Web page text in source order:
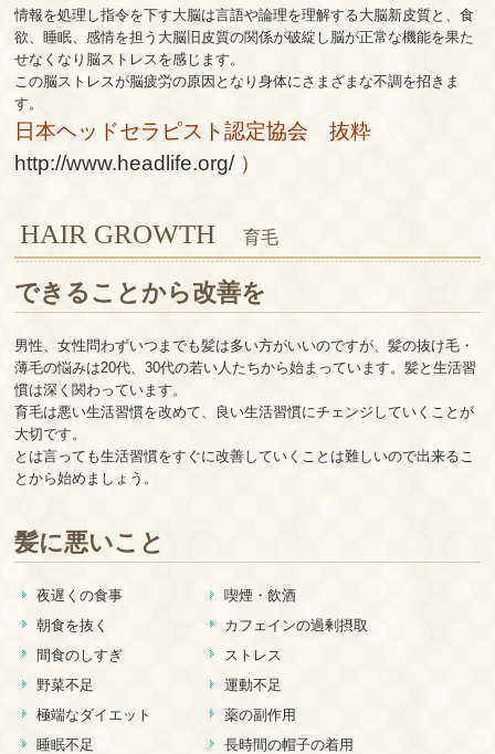
情報を処理し指令を下す大脳は言語や論理を理解する大脳新皮質と、食
欲、睡眠、感情を担う大脳旧皮質の関係が破綻し脳が正常な機能を果た
せなくなり脳ストレスを感じます。
この脳ストレスが脳疲労の原因となり身体にさまざまな不調を招きま
す。
日本ヘッドセラピスト認定協会 抜粋
http://www.headlife.org/）
HAIR GROWTH育毛
できることから改善を
男性、女性問わずいつまでも髪は多い方がいいのですが、髪の抜け毛・
薄毛の悩みは20代、30代の若い人たちから始まっています。髪と生活習
慣は深く関わっています。
育毛は悪い生活習慣を改めて、良い生活習慣にチェンジしていくことが
大切です。
とは言っても生活習慣をすぐに改善していくことは難しいので出来るこ
とから始めましょう。
髪に悪いこと
夜遅くの食事
朝食を抜く
間食のしすぎ
野菜不足
極端なダイエット
睡眠不足
喫煙・飲酒
カフェインの過剰摂取
ストレス
運動不足
薬の副作用
長時間の帽子の着用